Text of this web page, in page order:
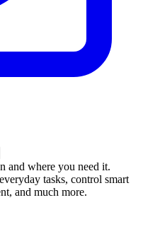
and where you need it.
tasks, control smart
and much more.